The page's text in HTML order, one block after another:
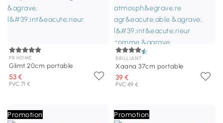
PR HOME
Glimt 20cm portable
53 €
PVC 71 €
BRILLIANT
Xaana 37cm portable
39 €
PVC 49 €
Promotion Promotion